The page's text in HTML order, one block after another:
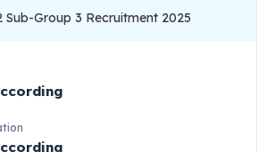
Sub-Group 3 Recruitment 2025